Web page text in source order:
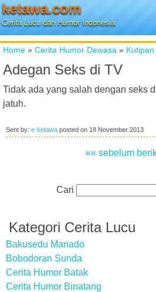
ketawa.com
Cerita Lucu dan Humor Indonesia
Home » Cerita Humor Dewasa »
Adegan Seks di TV
Tidak ada yang salah dengan seks
jatuh.
Sent by: e-ketawa posted on 18 November 2013
«« sebelum
Cari
Kategori Cerita Lucu
Bakusedu Manado
Bobodoran Sunda
Cerita Humor Batak
Cerita Humor Binatang